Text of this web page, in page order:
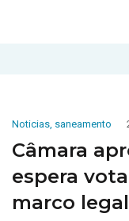
Noticias, saneamento
Câmara
espera
marco